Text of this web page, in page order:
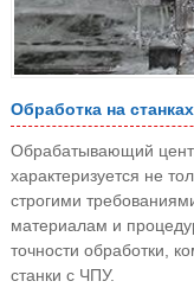
Обработка на
Обрабатывающий
характеризуется не
строгими
материалам и
точности обработки,
станки с ЧПУ.